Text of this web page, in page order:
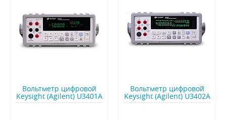
Вольтметр цифровой
Keysight (Agilent) U3401A
Вольтметр цифровой
Keysight (Agilent) U3402A